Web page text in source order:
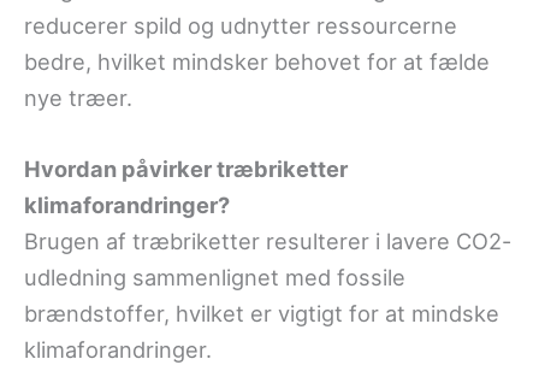
reducerer spild og udnytter ressourcerne
bedre, hvilket mindsker behovet for at fælde
nye træer.
Hvordan påvirker træbriketter
klimaforandringer?
Brugen af træbriketter resulterer i lavere CO2-
udledning sammenlignet med fossile
brændstoffer, hvilket er vigtigt for at mindske
klimaforandringer.